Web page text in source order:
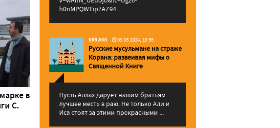
в
С.
h0nMPQWTip7AZ94...
KRR AKK 09.06.2024, 18:56
Русские мусульмане на страже
Корана: pазвеивая мифы о
Священной Книге
Пусть Аллах дарует нашим братьям
лучшее месть в раю. Не только Али и
Иса стоят за этими прекрасными ...